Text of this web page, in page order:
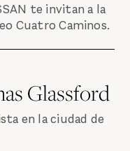
te invitan a la
Cuatro Caminos.
Glassford
en la ciudad de